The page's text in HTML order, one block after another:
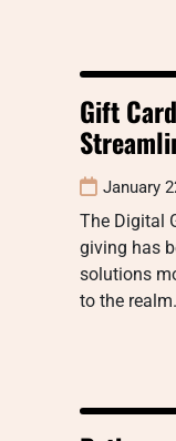
Gift
January
The Digital
giving has
solutions
to the